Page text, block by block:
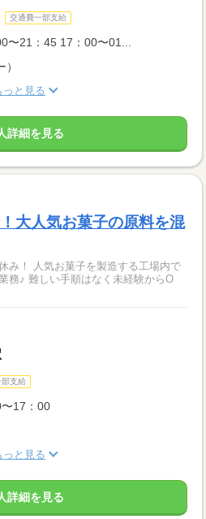
交通費一部支給
〜21：45 17：00〜01...
っと見る
詳細を見る
大人気お菓子の原料を混
み！ 人気お菓子を製造する工場内で
務♪ 難しい手順はなく未経験からO
部支給
17：00
っと見る
詳細を見る